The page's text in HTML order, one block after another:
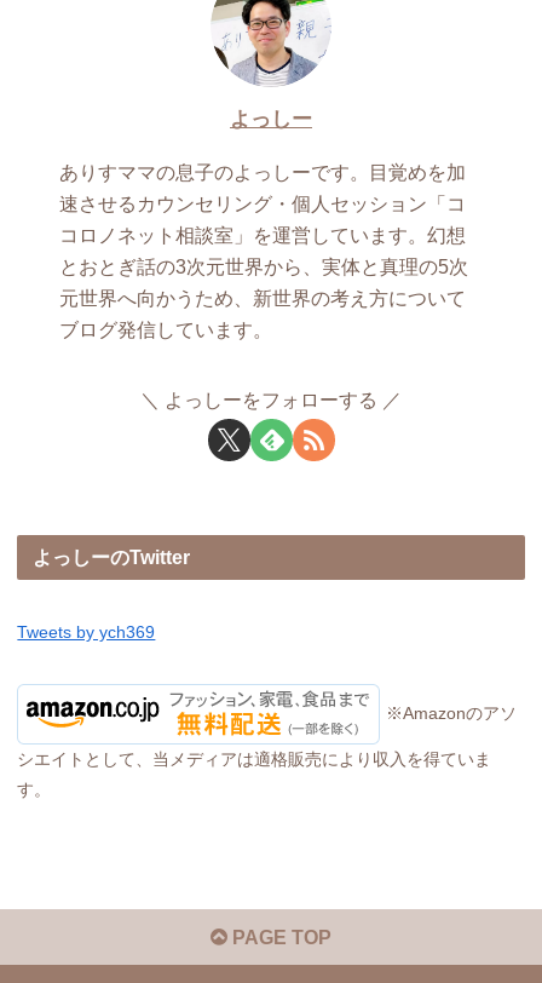
よっしー
ありすママの息子のよっしーです。目覚めを加
速させるカウンセリング・個人セッション「コ
コロノネット相談室」を運営しています。幻想
とおとぎ話の3次元世界から、実体と真理の5次
元世界へ向かうため、新世界の考え方について
ブログ発信しています。
よっしーをフォローする
よっしーのTwitter
Tweets by ych369
※Amazonのアソ
シエイトとして、当メディアは適格販売により収入を得ていま
す。
PAGE TOP